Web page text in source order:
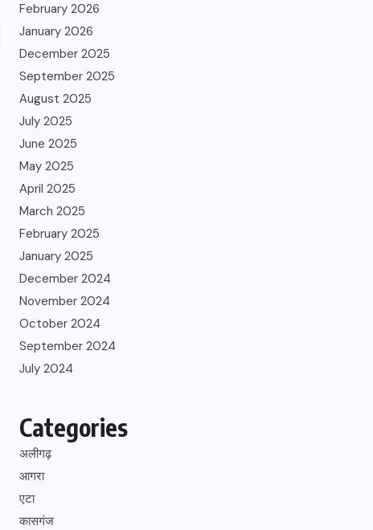
February 2026
January 2026
December 2025
September 2025
August 2025
July 2025
June 2025
May 2025
April 2025
March 2025
February 2025
January 2025
December 2024
November 2024
October 2024
September 2024
July 2024
Categories
अलीगढ़
आगरा
एटा
कासगंज